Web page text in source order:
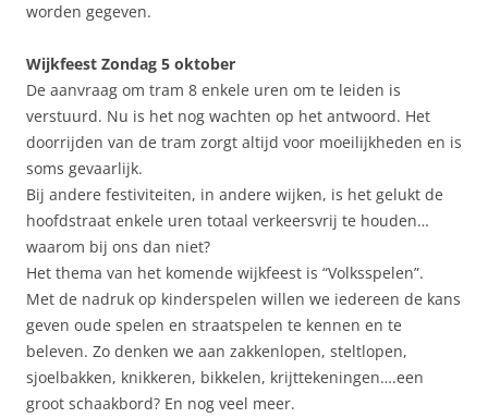
worden gegeven.
Wijkfeest Zondag 5 oktober
De aanvraag om tram 8 enkele uren om te leiden is
verstuurd. Nu is het nog wachten op het antwoord. Het
doorrijden van de tram zorgt altijd voor moeilijkheden en is
soms gevaarlijk.
Bij andere festiviteiten, in andere wijken, is het gelukt de
hoofdstraat enkele uren totaal verkeersvrij te houden…
waarom bij ons dan niet?
Het thema van het komende wijkfeest is “Volksspelen”.
Met de nadruk op kinderspelen willen we iedereen de kans
geven oude spelen en straatspelen te kennen en te
beleven. Zo denken we aan zakkenlopen, steltlopen,
sjoelbakken, knikkeren, bikkelen, krijttekeningen….een
groot schaakbord? En nog veel meer.